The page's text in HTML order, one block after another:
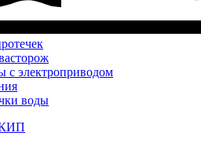
с электроприводом
воды
КИП